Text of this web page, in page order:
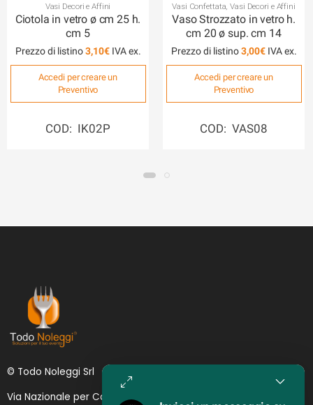
Vasi Decori e Affini
Ciotola in vetro ø cm 25 h.
cm 5
Prezzo di listino3,10€
Accedi per creare un
Preventivo
COD: IK02P
Vasi Confettata ,Vasi Decori e Affini
Vaso Strozzato in vetro h.
cm 20 ø sup. cm 14
Prezzo di listino3,00€
Accedi per creare un
Preventivo
COD: VAS08
© Todo Noleggi Srl
Via Nazionale per Catania, 6 | 95024 - Acireale (CT)